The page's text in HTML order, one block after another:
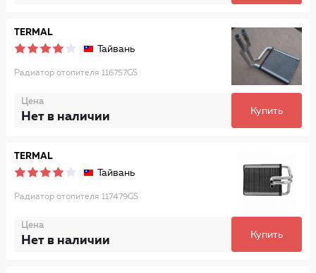
TERMAL
Тайвань
Радиатор отопителя 116757GS
Цена
Нет в наличии Купить
TERMAL
Тайвань
Радиатор отопителя 117479GS
Цена
Нет в наличии Купить